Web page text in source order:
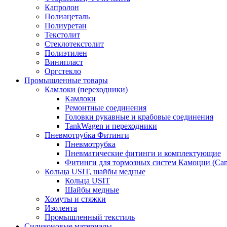
Капролон
Полиацеталь
Полиуретан
Текстолит
Стеклотекстолит
Полиэтилен
Винипласт
Оргстекло
Промышленные товары
Камлоки (переходники)
Камлоки
Ремонтные соединения
Головки рукавные и крабовые соединения
TankWagen и переходники
Пневмотрубка Фитинги
Пневмотрубка
Пневматические фитинги и комплектующие
Фитинги для тормозных систем Камоцци
Кольца USIT, шайбы медные
Кольца USIT
Шайбы медные
Хомуты и стяжки
Изолента
Промышленный текстиль